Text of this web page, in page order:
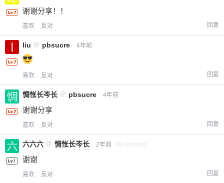
谢谢分享！！
喜欢 反对 回复
liu @ pbsucre 4年前
喜欢 反对 回复
惆怅长岑长 @ pbsucre 4年前
谢谢分享
喜欢 反对 回复
六六六 @ 惆怅长岑长 2年前 via Android
谢谢
喜欢 反对 回复